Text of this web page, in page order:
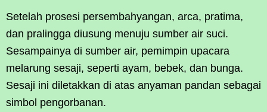
Setelah prosesi persembahyangan, arca, pratima,
dan pralingga diusung menuju sumber air suci.
Sesampainya di sumber air, pemimpin upacara
melarung sesaji, seperti ayam, bebek, dan bunga.
Sesaji ini diletakkan di atas anyaman pandan sebagai
simbol pengorbanan.